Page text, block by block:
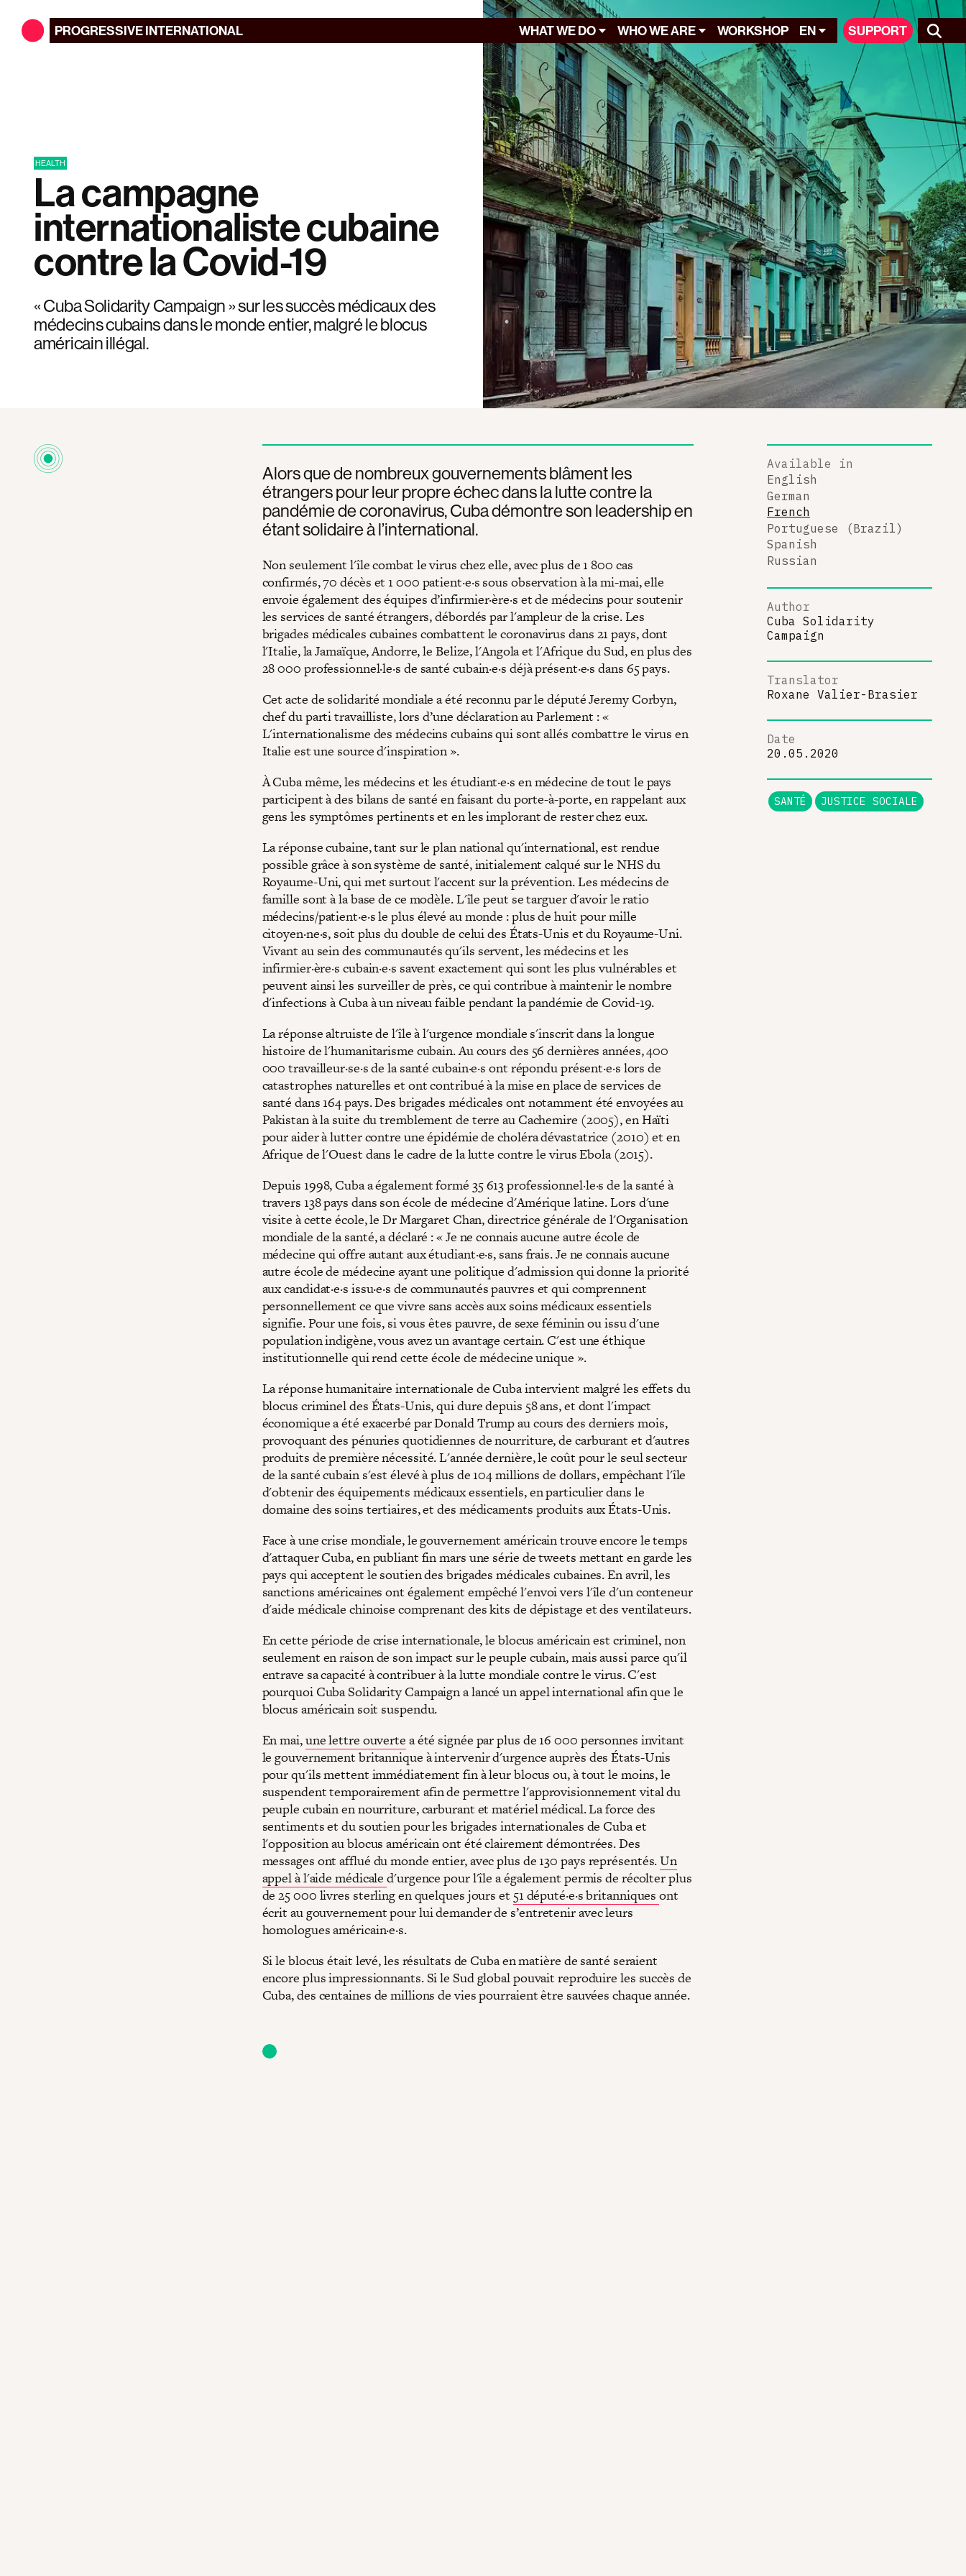
PROGRESSIVEINTERNATIONAL WHAT WE DO WHO WE ARE WORKSHOP EN SUPPORT
HEALTH
La campagne
internationaliste cubaine
contre la Covid-19
« Cuba Solidarity Campaign » sur les succès médicaux des
médecins cubains dans le monde entier, malgré le blocus
américain illégal.
Alors que de nombreux gouvernements blâment les
étrangers pour leur propre échec dans la lutte contre la
pandémie de coronavirus, Cuba démontre son leadership en
étant solidaire à l’international.
Non seulement l'île combat le virus chez elle, avec plus de 1 800 cas
confirmés, 70 décès et 1 000 patient·e·s sous observation à la mi-mai, elle
envoie également des équipes d’infirmier·ère·s et de médecins pour soutenir
les services de santé étrangers, débordés par l'ampleur de la crise. Les
brigades médicales cubaines combattent le coronavirus dans 21 pays, dont
l'Italie, la Jamaïque, Andorre, le Belize, l'Angola et l'Afrique du Sud, en plus des
28 000 professionnel·le·s de santé cubain·e·s déjà présent·e·s dans 65 pays.
Cet acte de solidarité mondiale a été reconnu par le député Jeremy Corbyn,
chef du parti travailliste, lors d’une déclaration au Parlement : «
L'internationalisme des médecins cubains qui sont allés combattre le virus en
Italie est une source d'inspiration ».
À Cuba même, les médecins et les étudiant·e·s en médecine de tout le pays
participent à des bilans de santé en faisant du porte-à-porte, en rappelant aux
gens les symptômes pertinents et en les implorant de rester chez eux.
La réponse cubaine, tant sur le plan national qu'international, est rendue
possible grâce à son système de santé, initialement calqué sur le NHS du
Royaume-Uni, qui met surtout l'accent sur la prévention. Les médecins de
famille sont à la base de ce modèle. L'île peut se targuer d'avoir le ratio
médecins/patient·e·s le plus élevé au monde : plus de huit pour mille
citoyen·ne·s, soit plus du double de celui des États-Unis et du Royaume-Uni.
Vivant au sein des communautés qu'ils servent, les médecins et les
infirmier·ère·s cubain·e·s savent exactement qui sont les plus vulnérables et
peuvent ainsi les surveiller de près, ce qui contribue à maintenir le nombre
d'infections à Cuba à un niveau faible pendant la pandémie de Covid-19.
La réponse altruiste de l'île à l'urgence mondiale s'inscrit dans la longue
histoire de l'humanitarisme cubain. Au cours des 56 dernières années, 400
000 travailleur·se·s de la santé cubain·e·s ont répondu présent·e·s lors de
catastrophes naturelles et ont contribué à la mise en place de services de
santé dans 164 pays. Des brigades médicales ont notamment été envoyées au
Pakistan à la suite du tremblement de terre au Cachemire (2005), en Haïti
pour aider à lutter contre une épidémie de choléra dévastatrice (2010) et en
Afrique de l'Ouest dans le cadre de la lutte contre le virus Ebola (2015).
Depuis 1998, Cuba a également formé 35 613 professionnel·le·s de la santé à
travers 138 pays dans son école de médecine d'Amérique latine. Lors d'une
visite à cette école, le Dr Margaret Chan, directrice générale de l'Organisation
mondiale de la santé, a déclaré : « Je ne connais aucune autre école de
médecine qui offre autant aux étudiant·e·s, sans frais. Je ne connais aucune
autre école de médecine ayant une politique d'admission qui donne la priorité
aux candidat·e·s issu·e·s de communautés pauvres et qui comprennent
personnellement ce que vivre sans accès aux soins médicaux essentiels
signifie. Pour une fois, si vous êtes pauvre, de sexe féminin ou issu d'une
population indigène, vous avez un avantage certain. C'est une éthique
institutionnelle qui rend cette école de médecine unique ».
La réponse humanitaire internationale de Cuba intervient malgré les effets du
blocus criminel des États-Unis, qui dure depuis 58 ans, et dont l'impact
économique a été exacerbé par Donald Trump au cours des derniers mois,
provoquant des pénuries quotidiennes de nourriture, de carburant et d'autres
produits de première nécessité. L'année dernière, le coût pour le seul secteur
de la santé cubain s'est élevé à plus de 104 millions de dollars, empêchant l'île
d'obtenir des équipements médicaux essentiels, en particulier dans le
domaine des soins tertiaires, et des médicaments produits aux États-Unis.
Face à une crise mondiale, le gouvernement américain trouve encore le temps
d'attaquer Cuba, en publiant fin mars une série de tweets mettant en garde les
pays qui acceptent le soutien des brigades médicales cubaines. En avril, les
sanctions américaines ont également empêché l'envoi vers l'île d'un conteneur
d'aide médicale chinoise comprenant des kits de dépistage et des ventilateurs.
En cette période de crise internationale, le blocus américain est criminel, non
seulement en raison de son impact sur le peuple cubain, mais aussi parce qu'il
entrave sa capacité à contribuer à la lutte mondiale contre le virus. C'est
pourquoi Cuba Solidarity Campaign a lancé un appel international afin que le
blocus américain soit suspendu.
En mai,une lettre ouverte a été signée par plus de 16 000 personnes invitant
le gouvernement britannique à intervenir d'urgence auprès des États-Unis
pour qu'ils mettent immédiatement fin à leur blocus ou, à tout le moins, le
suspendent temporairement afin de permettre l'approvisionnement vital du
peuple cubain en nourriture, carburant et matériel médical. La force des
sentiments et du soutien pour les brigades internationales de Cuba et
l'opposition au blocus américain ont été clairement démontrées. Des
messages ont afflué du monde entier, avec plus de 130 pays représentés.Un
appel à l'aide médicaled'urgence pour l'île a également permis de récolter plus
de 25 000 livres sterling en quelques jours et 51 député·e·s britanniquesont
écrit au gouvernement pour lui demander de s’entretenir avec leurs
homologues américain·e·s.
Si le blocus était levé, les résultats de Cuba en matière de santé seraient
encore plus impressionnants. Si le Sud global pouvait reproduire les succès de
Cuba, des centaines de millions de vies pourraient être sauvées chaque année.
Available in
English
German
French
Portuguese (Brazil)
Spanish
Russian
Author
Cuba Solidarity
Campaign
Translator
Roxane Valier-Brasier
Date
20.05.2020
SANTÉ JUSTICE SOCIALE